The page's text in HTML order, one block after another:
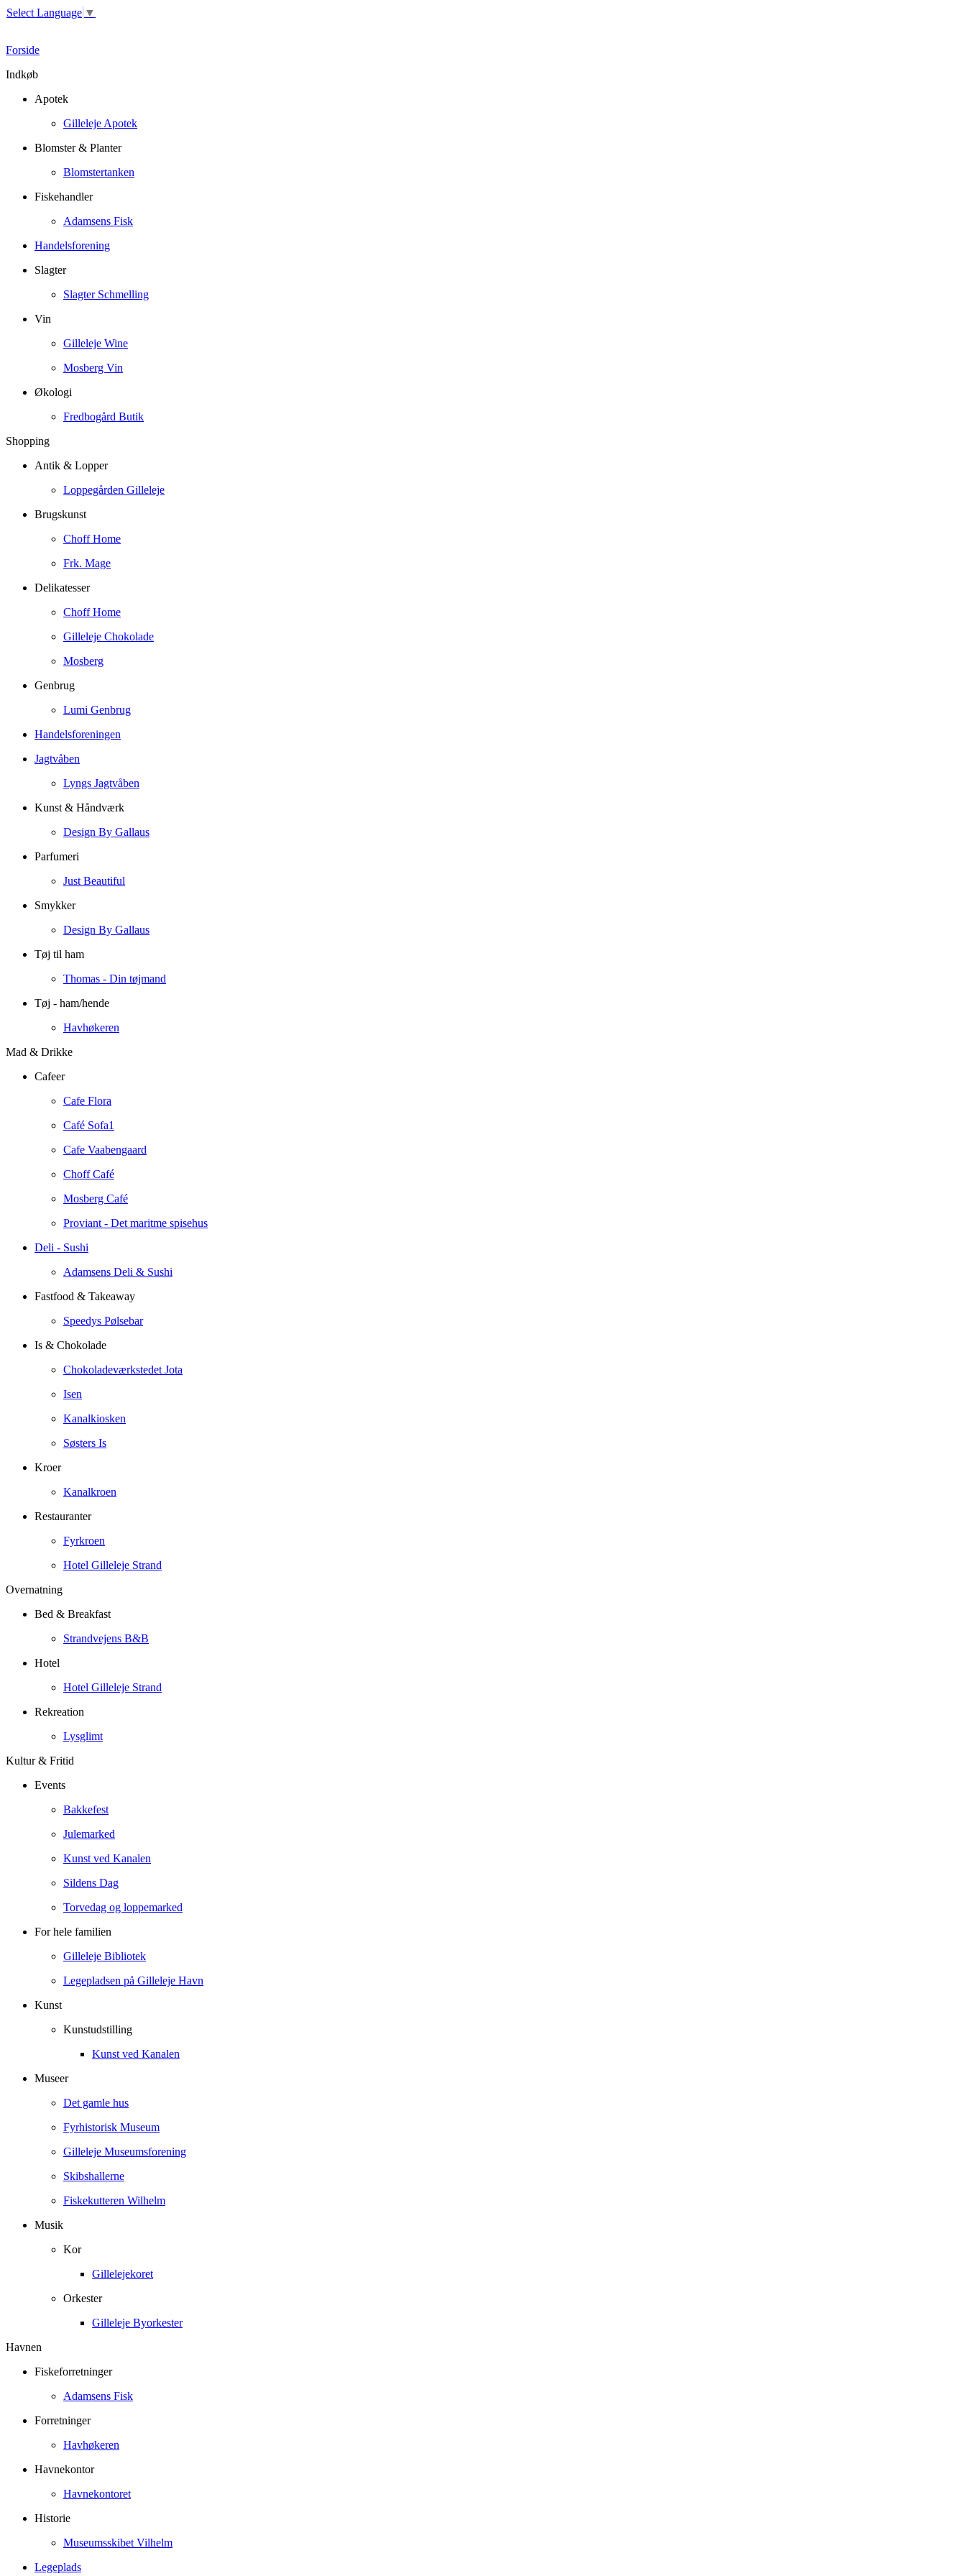
Select Language ▼
Forside
Indkøb
Apotek
Gilleleje Apotek
Blomster & Planter
Blomstertanken
Fiskehandler
Adamsens Fisk
Handelsforening
Slagter
Slagter Schmelling
Vin
Gilleleje Wine
Mosberg Vin
Økologi
Fredbogård Butik
Shopping
Antik & Lopper
Loppegården Gilleleje
Brugskunst
Choff Home
Frk. Mage
Delikatesser
Choff Home
Gilleleje Chokolade
Mosberg
Genbrug
Lumi Genbrug
Handelsforeningen
Jagtvåben
Lyngs Jagtvåben
Kunst & Håndværk
Design By Gallaus
Parfumeri
Just Beautiful
Smykker
Design By Gallaus
Tøj til ham
Thomas - Din tøjmand
Tøj - ham/hende
Havhøkeren
Mad & Drikke
Cafeer
Cafe Flora
Café Sofa1
Cafe Vaabengaard
Choff Café
Mosberg Café
Proviant - Det maritme spisehus
Deli - Sushi
Adamsens Deli & Sushi
Fastfood & Takeaway
Speedys Pølsebar
Is & Chokolade
Chokoladeværkstedet Jota
Isen
Kanalkiosken
Søsters Is
Kroer
Kanalkroen
Restauranter
Fyrkroen
Hotel Gilleleje Strand
Overnatning
Bed & Breakfast
Strandvejens B&B
Hotel
Hotel Gilleleje Strand
Rekreation
Lysglimt
Kultur & Fritid
Events
Bakkefest
Julemarked
Kunst ved Kanalen
Sildens Dag
Torvedag og loppemarked
For hele familien
Gilleleje Bibliotek
Legepladsen på Gilleleje Havn
Kunst
Kunstudstilling
Kunst ved Kanalen
Museer
Det gamle hus
Fyrhistorisk Museum
Gilleleje Museumsforening
Skibshallerne
Fiskekutteren Wilhelm
Musik
Kor
Gillelejekoret
Orkester
Gilleleje Byorkester
Havnen
Fiskeforretninger
Adamsens Fisk
Forretninger
Havhøkeren
Havnekontor
Havnekontoret
Historie
Museumsskibet Vilhelm
Legeplads